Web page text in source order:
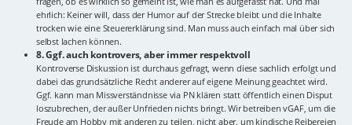
ehrlich: Keiner will, dass der Humor auf der Strecke bleibt und die Inhalte
trocken wie eine Steuererklärung sind. Man muss auch einfach mal über sich
selbst lachen können.
8. Ggf. auch kontrovers, aber immer respektvoll
Kontroverse Diskussion ist durchaus gefragt, wenn diese sachlich erfolgt und
dabei das grundsätzliche Recht anderer auf eigene Meinung geachtet wird.
Ggf. kann man Missverständnisse via PN klären statt öffentlich einen Disput
loszubrechen, der außer Unfrieden nichts bringt. Wir betreiben vGAF, um die
Freude am Hobby mit anderen zu teilen, nicht aber, um kindische Reibereien